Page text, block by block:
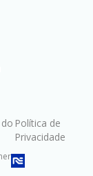
Política de
Privacidade